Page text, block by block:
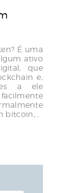
É uma
ativo
que
e,
a ele
bitcoin,…